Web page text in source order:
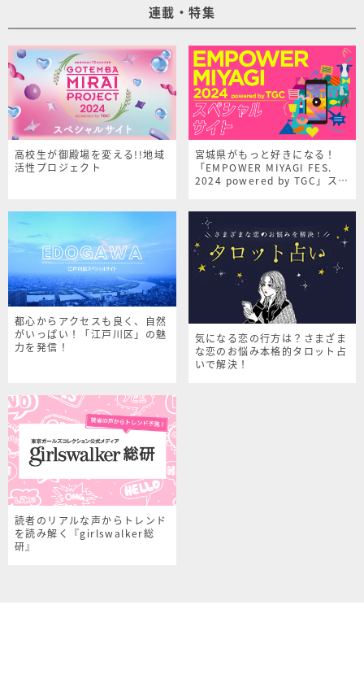
連載・特集
高校生が御殿場を変える!!地域
活性プロジェクト
宮城県がもっと好きになる！
「EMPOWER MIYAGI FES.
2024 powered by TGC」スペ
都心からアクセスも良く、自然
がいっぱい！「江戸川区」の魅
力を発信！
気になる恋の行方は？さまざま
な恋のお悩み本格的タロット占
いで解決！
読者のリアルな声からトレンド
を読み解く『girlswalker総
研』